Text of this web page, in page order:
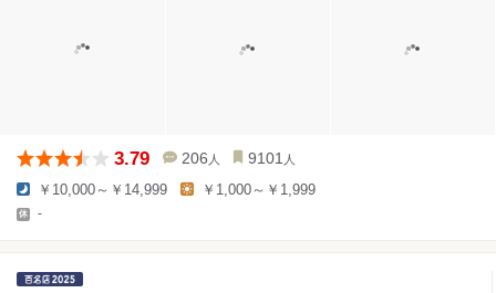
3.79 206 人 9101 人
￥10,000～￥14,999 ￥1,000～￥1,999
-